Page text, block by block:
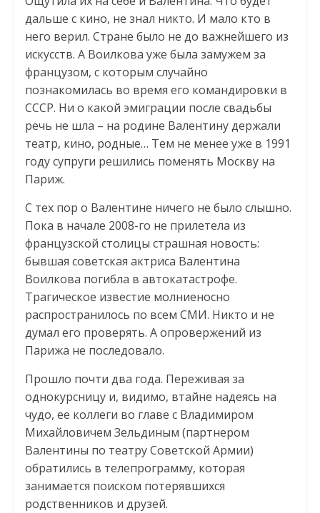
дальше с кино, не знал никто. И мало кто в
него верил. Стране было не до важнейшего из
искусств. А Воилкова уже была замужем за
французом, с которым случайно
познакомилась во время его командировки в
СССР. Ни о какой эмиграции после свадьбы
речь не шла – на родине Валентину держали
театр, кино, родные… Тем не менее уже в 1991
году супруги решились поменять Москву на
Париж.
С тех пор о Валентине ничего не было слышно.
Пока в начале 2008-го не прилетела из
французской столицы страшная новость:
бывшая советская актриса Валентина
Воилкова погибла в автокатастрофе.
Трагическое известие молниеносно
распространилось по всем СМИ. Никто и не
думал его проверять. А опровержений из
Парижа не последовало.
Прошло почти два года. Переживая за
однокурсницу и, видимо, втайне надеясь на
чудо, ее коллеги во главе с Владимиром
Михайловичем Зельдиным (партнером
Валентины по театру Советской Армии)
обратились в телепрограмму, которая
занимается поиском потерявшихся
родственников и друзей.